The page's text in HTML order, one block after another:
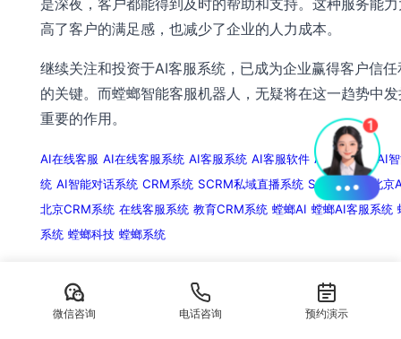
高了客户的满足感，也减少了企业的人力成本。
继续关注和投资于AI客服系统，已成为企业赢得客户信任
的关键。而螳螂智能客服机器人，无疑将在这一趋势中
重要的作用。
AI在线客服 AI在线客服系统 AI客服系统 AI客服软件 AI智能客服
AI
统 AI智能对话系统 CRM系统 SCRM私域直播系统 SCRM系统
北京
北京CRM系统 在线客服系统 教育CRM系统 螳螂AI 螳螂AI客服系统
系统 螳螂科技 螳螂系统
相关内容
小红书抖音视频号一对多智能客服工具，24小时在岗
微信咨询 电话咨询 预约演示